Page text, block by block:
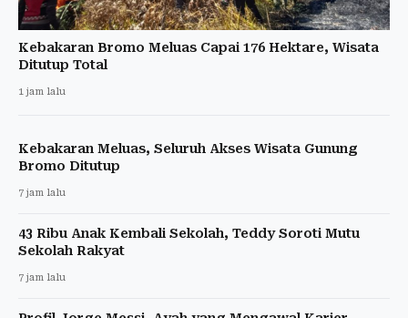
Kebakaran Bromo Meluas Capai 176 Hektare, Wisata
Ditutup Total
1 jam lalu
Kebakaran Meluas, Seluruh Akses Wisata Gunung
Bromo Ditutup
7 jam lalu
43 Ribu Anak Kembali Sekolah, Teddy Soroti Mutu
Sekolah Rakyat
7 jam lalu